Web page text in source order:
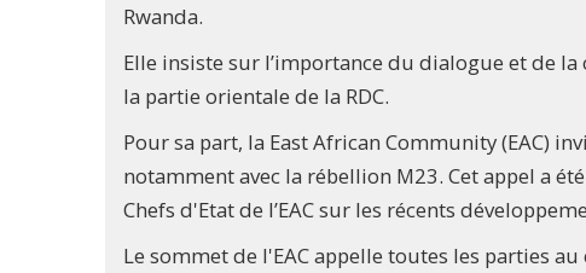
Rwanda.
Elle insiste sur l’importance du dialogue et de
la partie orientale de la RDC.
Pour sa part, la East African Community (EAC)
notamment avec la rébellion M23. Cet appel a
Chefs d'Etat de l’EAC sur les récents
Le sommet de l'EAC appelle toutes les parties